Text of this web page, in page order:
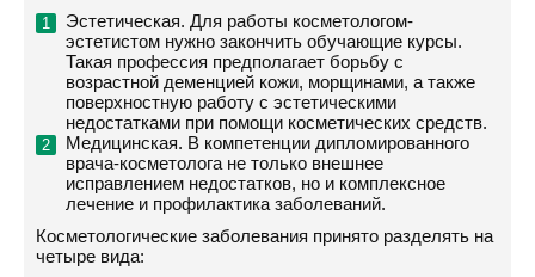
Эстетическая. Для работы косметологом-
эстетистом нужно закончить обучающие курсы.
Такая профессия предполагает борьбу с
возрастной деменцией кожи, морщинами, а также
поверхностную работу с эстетическими
недостатками при помощи косметических средств.
Медицинская. В компетенции дипломированного
врача-косметолога не только внешнее
исправлением недостатков, но и комплексное
лечение и профилактика заболеваний.
Косметологические заболевания принято разделять на
четыре вида: